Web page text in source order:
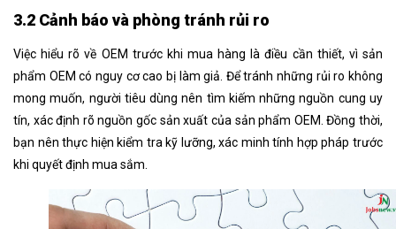
3.2 Cảnh báo và phòng tránh rủi ro
Việc hiểu rõ về OEM trước khi mua hàng là điều cần thiết, vì sản
phẩm OEM có nguy cơ cao bị làm giả. Để tránh những rủi ro không
mong muốn, người tiêu dùng nên tìm kiếm những nguồn cung uy
tín, xác định rõ nguồn gốc sản xuất của sản phẩm OEM. Đồng thời,
bạn nên thực hiện kiểm tra kỹ lưỡng, xác minh tính hợp pháp trước
khi quyết định mua sắm.